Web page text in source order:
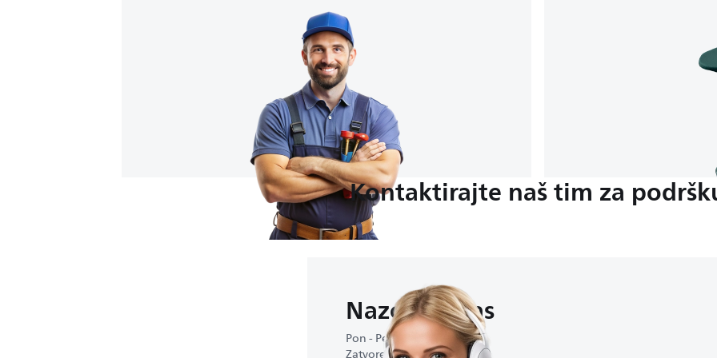
Kontaktirajte naš tim za
Nazovite nas
Pon - Pet : 9:00-16:30